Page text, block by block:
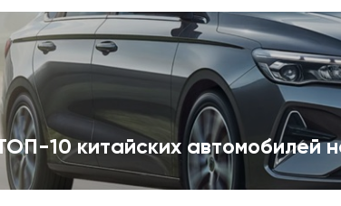
10 китайских автомобилей